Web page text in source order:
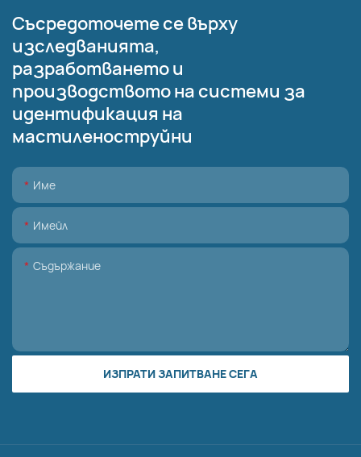
Съсредоточете се върху
изследванията,
разработването и
производството на системи за
идентификация на
мастиленоструйни
Име
Имейл
Съдържание
ИЗПРАТИ ЗАПИТВАНЕ СЕГА